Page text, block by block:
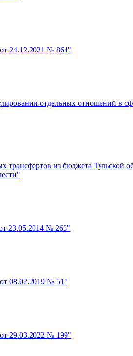
24.12.2021 № 864"
отдельных отношений в
из бюджета Тульской
23.05.2014 № 263"
08.02.2019 № 51"
29.03.2022 № 199"